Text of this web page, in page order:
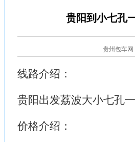
贵阳到小七孔
贵州包车网
线路介绍：
贵阳出发荔波大小七孔
价格介绍：